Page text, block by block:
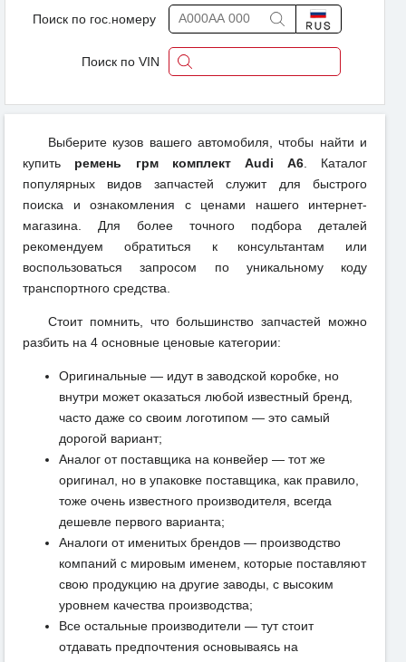
Поиск по гос.номеру
Поиск по VIN
Выберите кузов вашего автомобиля, чтобы найти и
купить ремень грм комплект Audi A6. Каталог
популярных видов запчастей служит для быстрого
поиска и ознакомления с ценами нашего интернет-
магазина. Для более точного подбора деталей
рекомендуем обратиться к консультантам или
воспользоваться запросом по уникальному коду
транспортного средства.
Стоит помнить, что большинство запчастей можно
разбить на 4 основные ценовые категории:
Оригинальные — идут в заводской коробке, но
внутри может оказаться любой известный бренд,
часто даже со своим логотипом — это самый
дорогой вариант;
Аналог от поставщика на конвейер — тот же
оригинал, но в упаковке поставщика, как правило,
тоже очень известного производителя, всегда
дешевле первого варианта;
Аналоги от именитых брендов — производство
компаний с мировым именем, которые поставляют
свою продукцию на другие заводы, с высоким
уровнем качества производства;
Все остальные производители — тут стоит
отдавать предпочтения основываясь на